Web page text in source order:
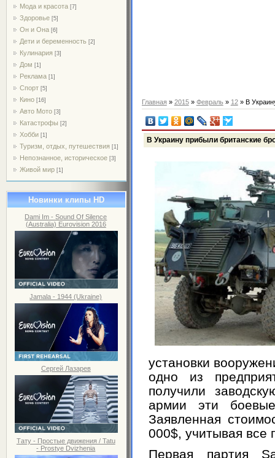
Мода и красота [7]
Здоровье [5]
Он и Она [6]
Дети и беременность [2]
Кулинария [3]
Дом [1]
Реклама [1]
Спорт [5]
Кино [16]
Авто Мото [3]
Катастрофы [2]
Хобби [1]
Туризм, отдых, путешествия [1]
Непознанное, историческое [3]
Живой мир [1]
Новинки клипы HD
Dami Im - Sound Of Silence
(Australia) Eurovision 2016
Jamala - 1944 (Ukraine)
Сергей Лазарев
Тату - Простые движения / Tatu
- Prostye Dvizhenia
Главная » 2015 » Февраль » 12» В
В Украину прибыли британские
установки
одно из
получили
армии эти
Заявленная
000$, учитывая
Первая партия